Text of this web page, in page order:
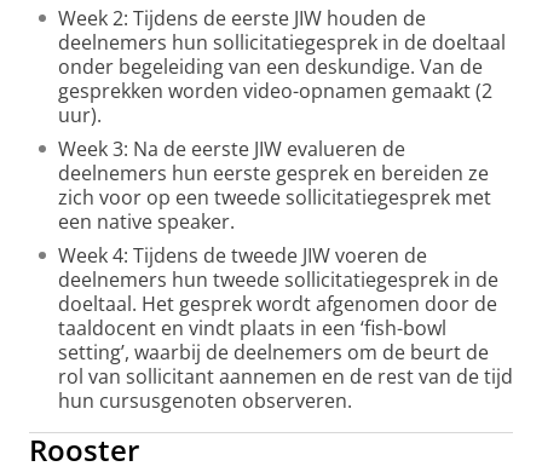
Week 2: Tijdens de eerste JIW houden de
deelnemers hun sollicitatiegesprek in de doeltaal
onder begeleiding van een deskundige. Van de
gesprekken worden video-opnamen gemaakt (2
uur).
Week 3: Na de eerste JIW evalueren de
deelnemers hun eerste gesprek en bereiden ze
zich voor op een tweede sollicitatiegesprek met
een native speaker.
Week 4: Tijdens de tweede JIW voeren de
deelnemers hun tweede sollicitatiegesprek in de
doeltaal. Het gesprek wordt afgenomen door de
taaldocent en vindt plaats in een ‘fish-bowl
setting’, waarbij de deelnemers om de beurt de
rol van sollicitant aannemen en de rest van de tijd
hun cursusgenoten observeren.
Rooster